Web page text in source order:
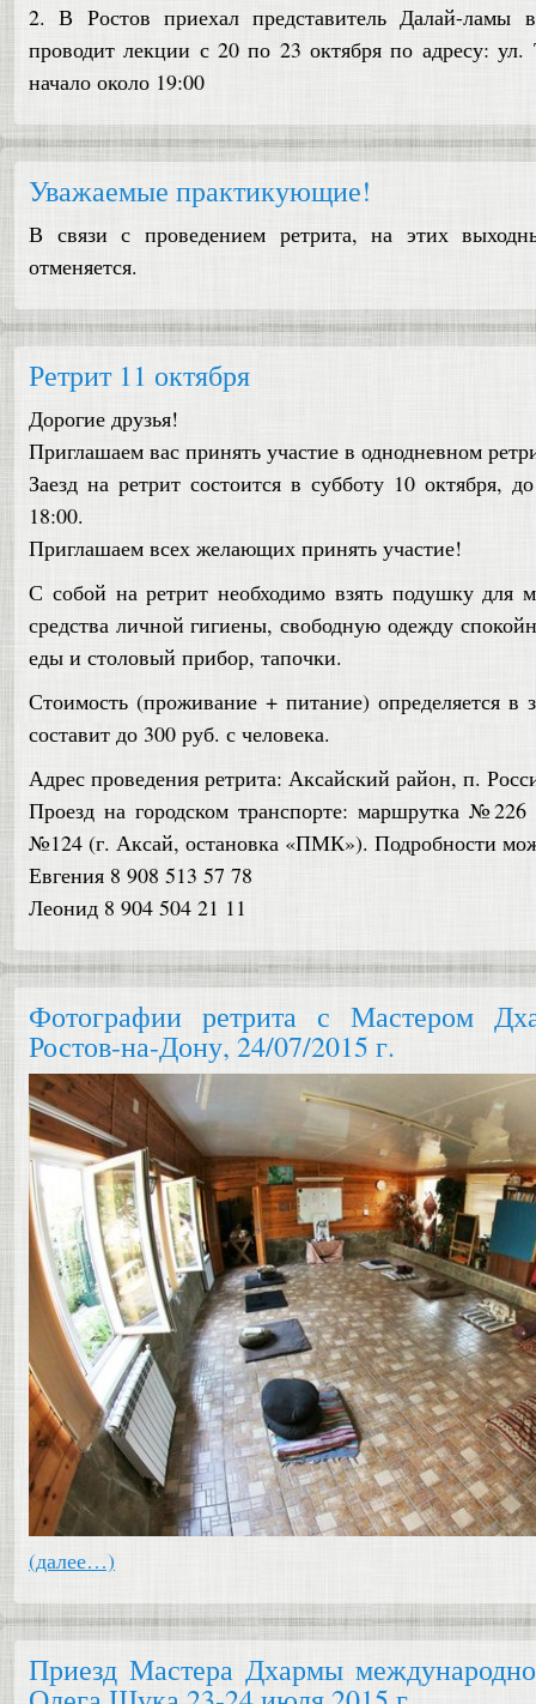
2. В Ростов приехал представитель Далай-
проводит лекции с 20 по 23 октября по адресу:
начало около 19:00
Уважаемые практикующие!
В связи с проведением ретрита, на этих
отменяется.
Ретрит 11 октября
Дорогие друзья!
Приглашаем вас принять участие в однодневном
Заезд на ретрит состоится в субботу 10 октября,
18:00.
Приглашаем всех желающих принять участие!
С собой на ретрит необходимо взять подушку для
средства личной гигиены, свободную одежду
еды и столовый прибор, тапочки.
Стоимость (проживание + питание) определяется в
составит до 300 руб. с человека.
Адрес проведения ретрита: Аксайский район, п.
Проезд на городском транспорте: маршрутка
№124 (г. Аксай, остановка «ПМК»). Подробности
Евгения 8 908 513 57 78
Леонид 8 904 504 21 11
Фотографии ретрита с Мастером
Ростов-на-Дону, 24/07/2015 г.
(далее…)
Приезд Мастера Дхармы